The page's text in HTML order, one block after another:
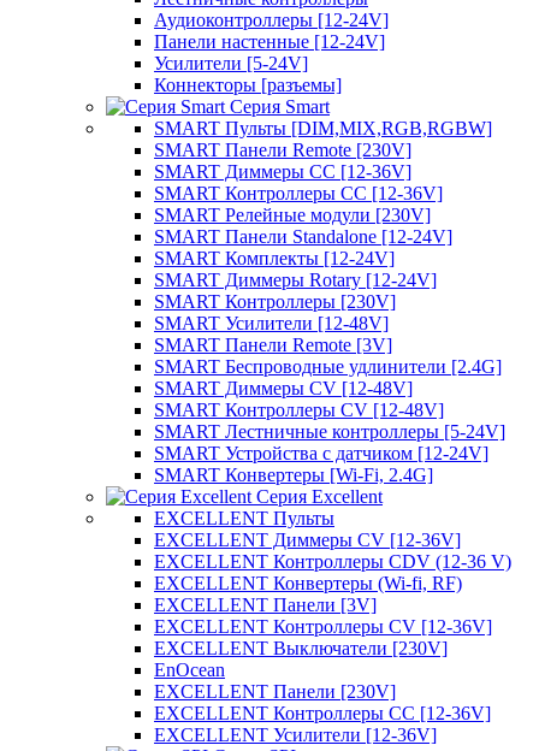
Аудиоконтроллеры [12-24V]
Панели настенные [12-24V]
Усилители [5-24V]
Коннекторы [разъемы]
Серия Smart
SMART Пульты [DIM,MIX,RGB,RGBW]
SMART Панели Remote [230V]
SMART Диммеры CC [12-36V]
SMART Контроллеры CC [12-36V]
SMART Релейные модули [230V]
SMART Панели Standalone [12-24V]
SMART Комплекты [12-24V]
SMART Диммеры Rotary [12-24V]
SMART Контроллеры [230V]
SMART Усилители [12-48V]
SMART Панели Remote [3V]
SMART Беспроводные удлинители [2.4G]
SMART Диммеры CV [12-48V]
SMART Контроллеры CV [12-48V]
SMART Лестничные контроллеры [5-24V]
SMART Устройства с датчиком [12-24V]
SMART Конвертеры [Wi-Fi, 2.4G]
Серия Excellent
EXCELLENT Пульты
EXCELLENT Диммеры CV [12-36V]
EXCELLENT Контроллеры CDV (12-36 V)
EXCELLENT Конвертеры (Wi-fi, RF)
EXCELLENT Панели [3V]
EXCELLENT Контроллеры CV [12-36V]
EXCELLENT Выключатели [230V]
EnOcean
EXCELLENT Панели [230V]
EXCELLENT Контроллеры CC [12-36V]
EXCELLENT Усилители [12-36V]